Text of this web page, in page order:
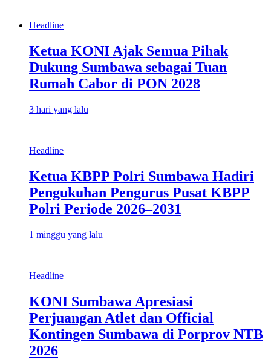
Headline
Ketua KONI Ajak Semua Pihak
Dukung Sumbawa sebagai Tuan
Rumah Cabor di PON 2028
3 hari yang lalu
Headline
Ketua KBPP Polri Sumbawa Hadiri
Pengukuhan Pengurus Pusat KBPP
Polri Periode 2026–2031
1 minggu yang lalu
Headline
KONI Sumbawa Apresiasi
Perjuangan Atlet dan Official
Kontingen Sumbawa di Porprov NTB
2026